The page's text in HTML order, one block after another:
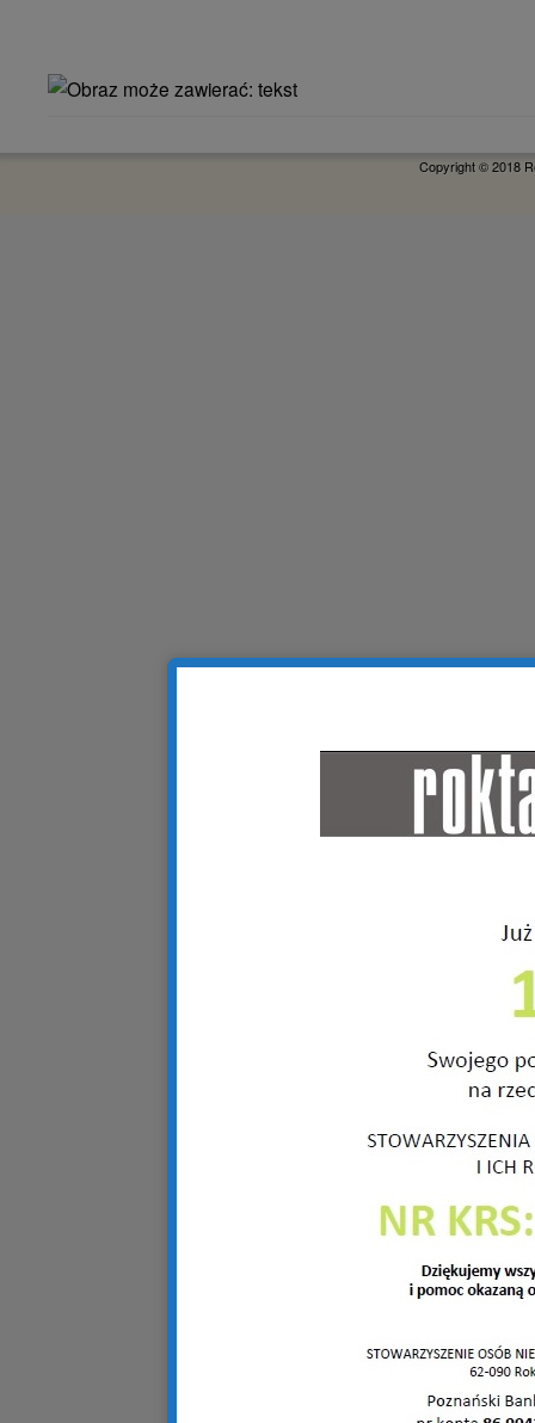
Copyright © 2018